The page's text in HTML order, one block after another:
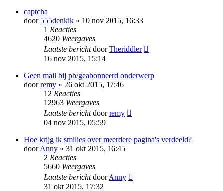
captcha
door 555denkik » 10 nov 2015, 16:33
1 Reacties
4620 Weergaves
Laatste berichtdoorTheriddler
16 nov 2015, 15:14
Geen mail bij pb/geabonneerd onderwerp
doorremy » 26 okt 2015, 17:46
12 Reacties
12963 Weergaves
Laatste berichtdoorremy
04 nov 2015, 05:59
Hoe krijg ik smilies over meerdere pagina's verdeeld?
doorAnny » 31 okt 2015, 16:45
2 Reacties
5660 Weergaves
Laatste berichtdoorAnny
31 okt 2015, 17:32